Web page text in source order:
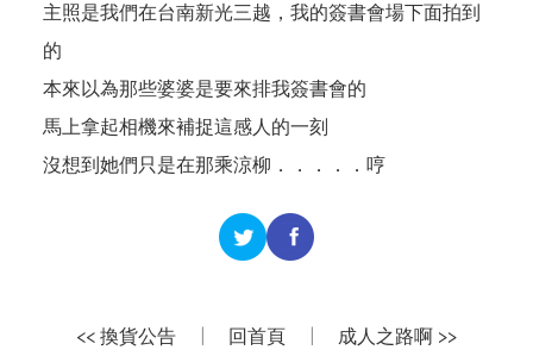
主照是我們在台南新光三越，我的簽書會場下面拍到
的
本來以為那些婆婆是要來排我簽書會的
馬上拿起相機來補捉這感人的一刻
沒想到她們只是在那乘涼柳．．．．．哼
<< 換貨公告 回首頁 成人之路啊 >>